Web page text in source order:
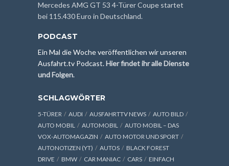
Mercedes AMG GT 53 4-Türer Coupe startet
bei 115.430 Euro in Deutschland.
PODCAST
Ein Mal die Woche veröffentlichen wir unseren
Ausfahrt.tv Podcast.Hier findet ihr alle Dienste
und Folgen.
SCHLAGWÖRTER
5-TÜRER AUDI AUSFAHRTTV NEWS
AUTO BILD
AUTO MOBIL
AUTOMOBIL
AUTO MOBIL – DAS
VOX-AUTOMAGAZIN
AUTO MOTOR UND SPORT
AUTONOTIZEN (YT)
AUTOS
BLACK FOREST
DRIVE
BMW CAR MANIAC CARS
EINFACH